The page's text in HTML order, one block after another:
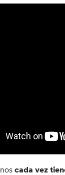
cada vez